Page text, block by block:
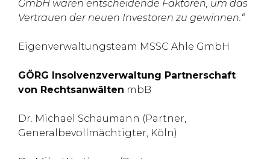
GmbH waren entscheidende Faktoren, um das
Vertrauen der neuen Investoren zu gewinnen.“
Eigenverwaltungsteam MSSC Ahle GmbH
GÖRG Insolvenzverwaltung Partnerschaft
von Rechtsanwälten mbB
Dr. Michael Schaumann (Partner,
Generalbevollmächtigter, Köln)